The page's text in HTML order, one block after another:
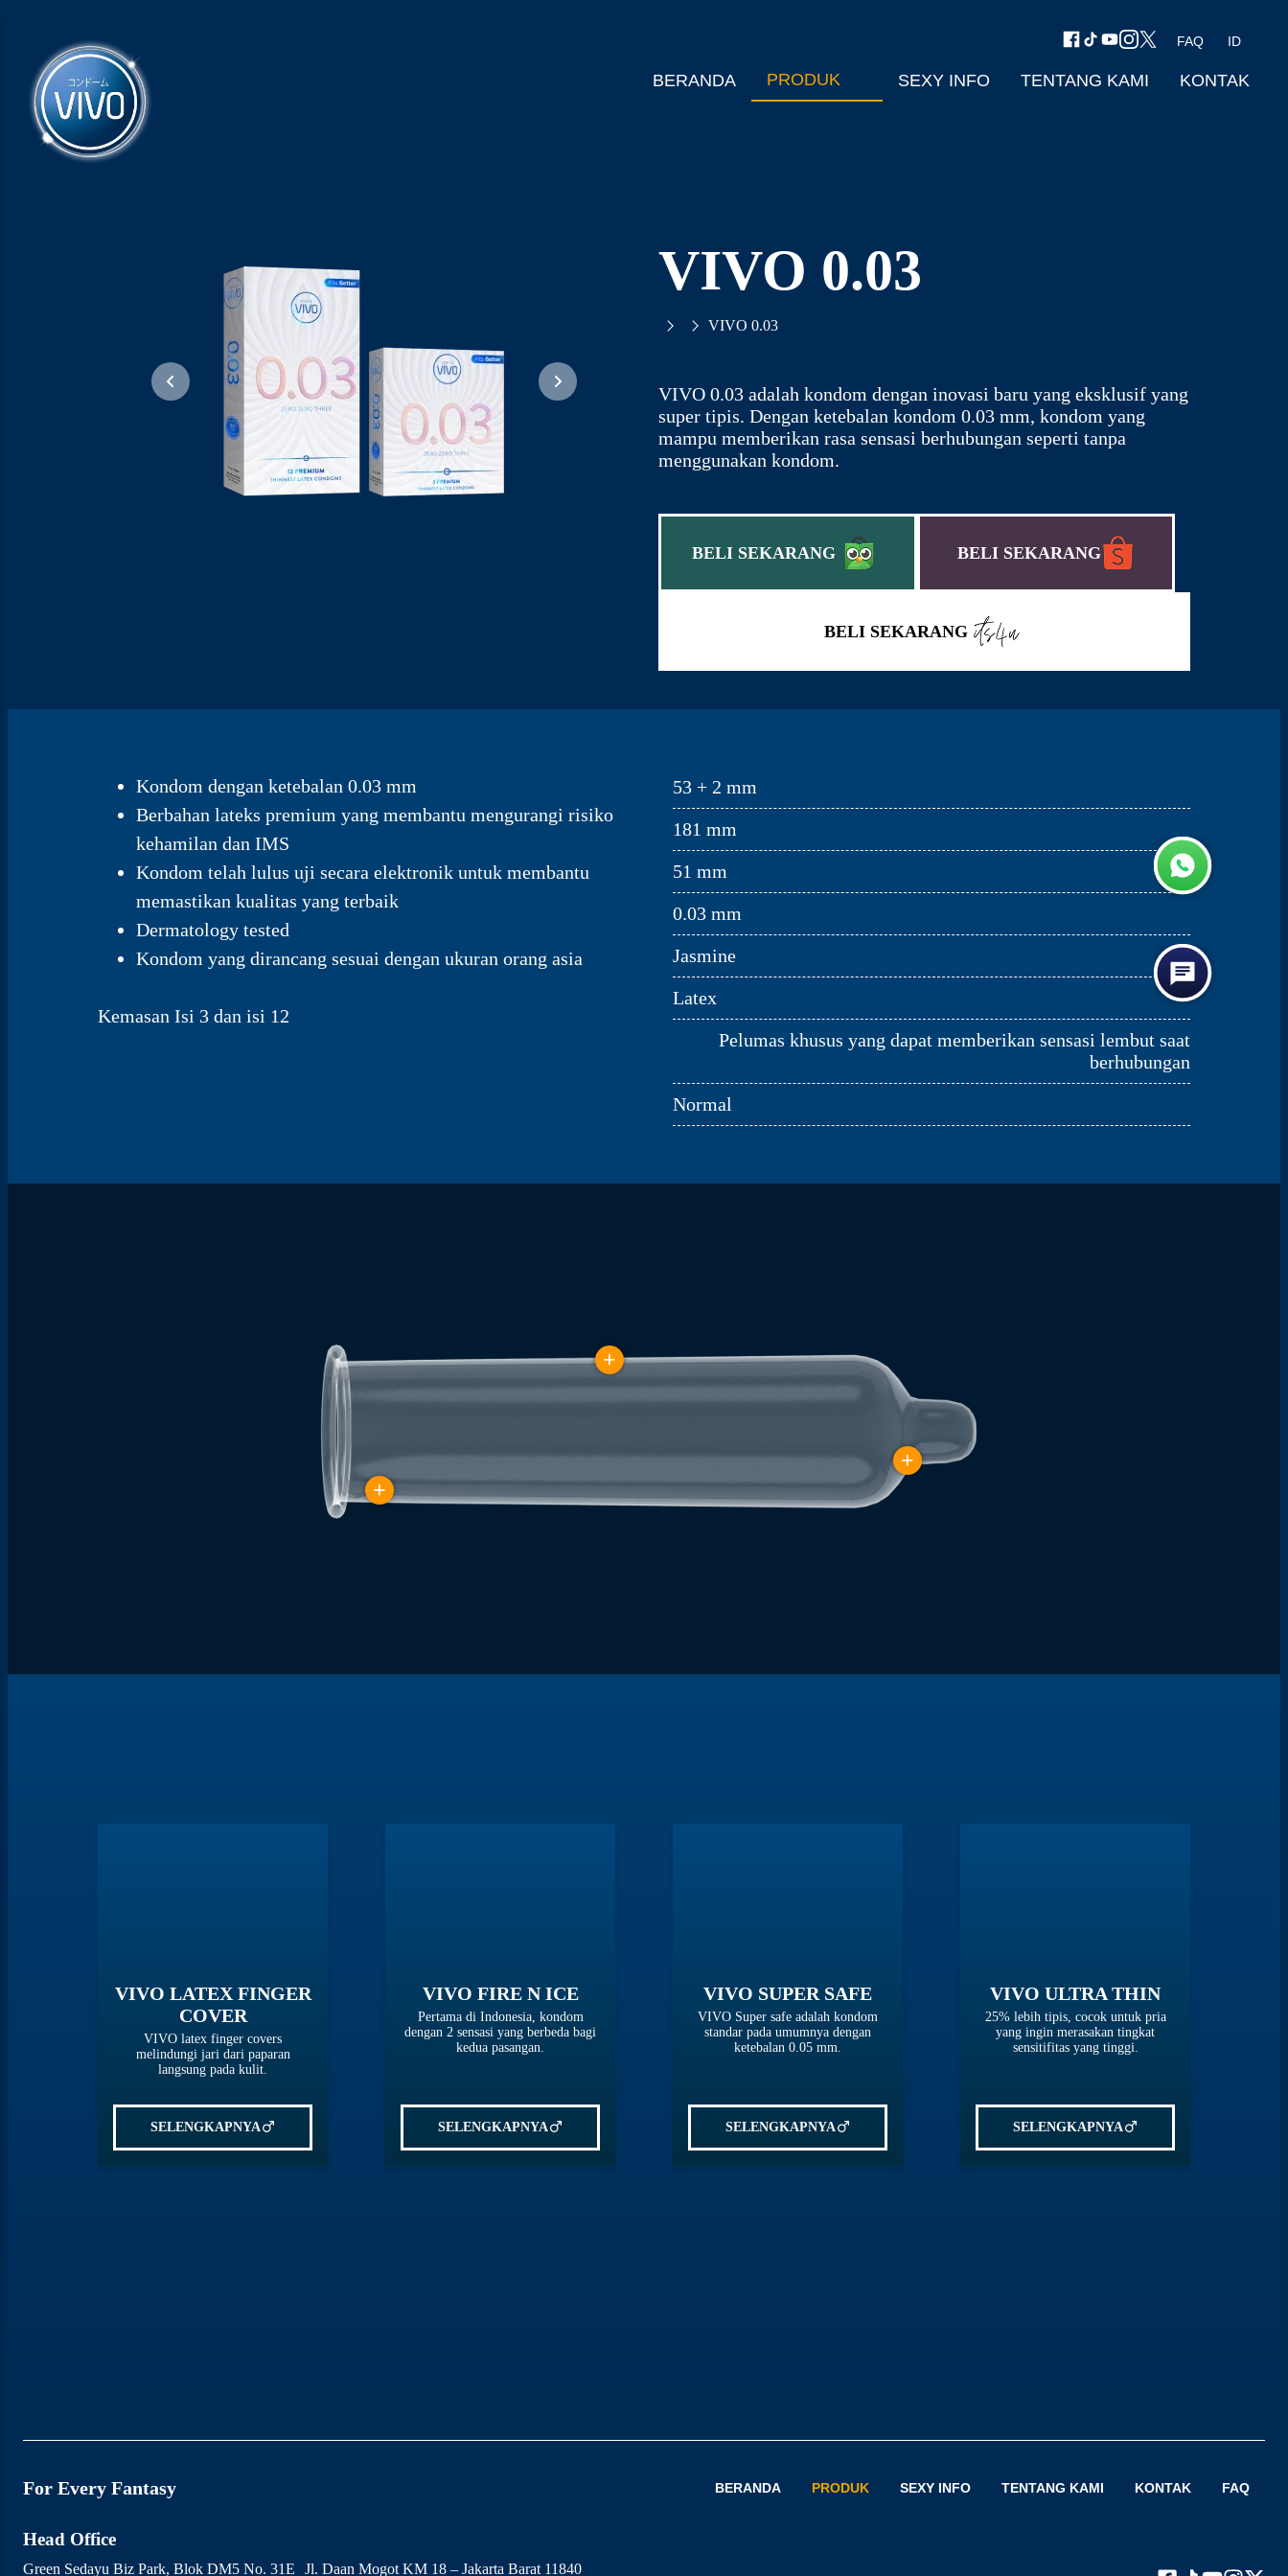
FAQ ID
BERANDA PRODUK SEXY INFO TENTANG KAMI KONTAK
VIVO 0.03
VIVO 0.03
VIVO 0.03 adalah kondom dengan inovasi baru yang eksklusif yang
super tipis. Dengan ketebalan kondom 0.03 mm, kondom yang
mampu memberikan rasa sensasi berhubungan seperti tanpa
menggunakan kondom.
BELI SEKARANG BELI SEKARANG
BELI SEKARANG
Kondom dengan ketebalan 0.03 mm
Berbahan lateks premium yang membantu mengurangi risiko
kehamilan dan IMS
Kondom telah lulus uji secara elektronik untuk membantu
memastikan kualitas yang terbaik
Dermatology tested
Kondom yang dirancang sesuai dengan ukuran orang asia
Kemasan Isi 3 dan isi 12
53 + 2 mm
181 mm
51 mm
0.03 mm
Jasmine
Latex
Pelumas khusus yang dapat memberikan sensasi lembut saat
berhubungan
Normal
VIVO LATEX FINGER
COVER
VIVO latex finger covers
melindungi jari dari paparan
langsung pada kulit.
SELENGKAPNYA
VIVO FIRE N ICE
Pertama di Indonesia, kondom
dengan 2 sensasi yang berbeda bagi
kedua pasangan.
SELENGKAPNYA
VIVO SUPER SAFE
VIVO Super safe adalah kondom
standar pada umumnya dengan
ketebalan 0.05 mm.
SELENGKAPNYA
VIVO ULTRA THIN
25% lebih tipis, cocok untuk pria
yang ingin merasakan tingkat
sensitifitas yang tinggi.
SELENGKAPNYA
For Every Fantasy BERANDA PRODUK SEXY INFO TENTANG KAMI KONTAK FAQ
Head Office
Green Sedayu Biz Park, Blok DM5 No. 31E Jl. Daan Mogot KM 18 – Jakarta Barat 11840